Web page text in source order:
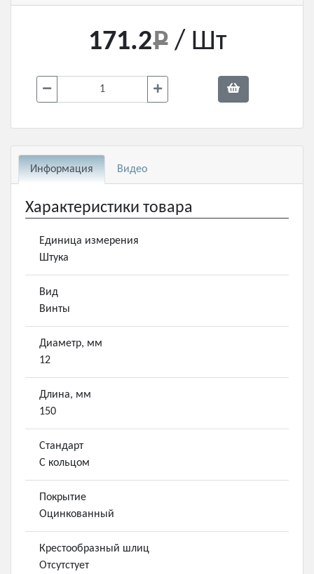
171.2 / Шт
Информация Видео
Характеристики товара
Единица измерения
Штука
Вид
Винты
Диаметр, мм
12
Длина, мм
150
Стандарт
С кольцом
Покрытие
Оцинкованный
Крестообразный шлиц
Отсутстует